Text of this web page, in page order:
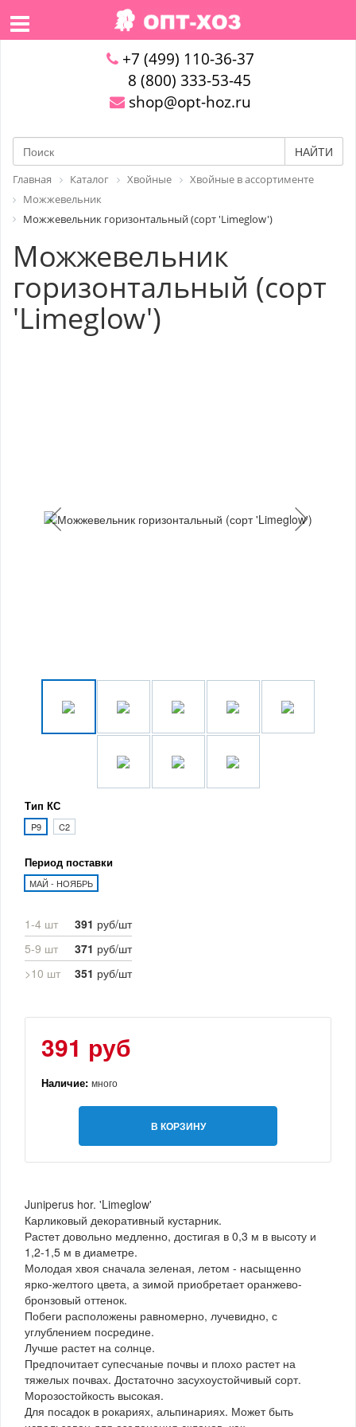
+7 (499) 110-36-37
8 (800) 333-53-45
shop@opt-hoz.ru
НАЙТИ
Главная Каталог Хвойные
Хвойные в ассортименте
Можжевельник
Можжевельник горизонтальный (сорт 'Limeglow')
Можжевельник
горизонтальный (сорт
'Limeglow')
Тип КС
P9 C2
Период поставки
МАЙ - НОЯБРЬ
1-4 шт 391 руб/шт
5-9 шт
371 руб/шт
>10 шт
351 руб/шт
391 руб
Наличие: много
В КОРЗИНУ
Juniperus hor. 'Limeglow'
Карликовый декоративный кустарник.
Растет довольно медленно, достигая в 0,3 м в высоту и
1,2-1,5 м в диаметре.
Молодая хвоя сначала зеленая, летом - насыщенно
ярко-желтого цвета, а зимой приобретает оранжево-
бронзовый оттенок.
Побеги расположены равномерно, лучевидно, с
углублением посредине.
Лучше растет на солнце.
Предпочитает супесчаные почвы и плохо растет на
тяжелых почвах. Достаточно засухоустойчивый сорт.
Морозостойкость высокая.
Для посадок в рокариях, альпинариях. Может быть